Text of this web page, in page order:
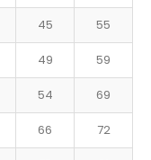
45 55
49 59
54 69
66 72